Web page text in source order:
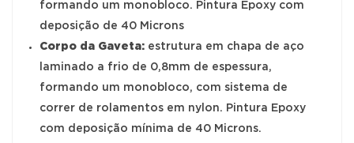
formando um monobloco. Pintura Epoxy com
deposição de 40 Microns
Corpo da Gaveta: estrutura em chapa de aço
laminado a frio de 0,8mm de espessura,
formando um monobloco, com sistema de
correr de rolamentos em nylon. Pintura Epoxy
com deposição mínima de 40 Microns.